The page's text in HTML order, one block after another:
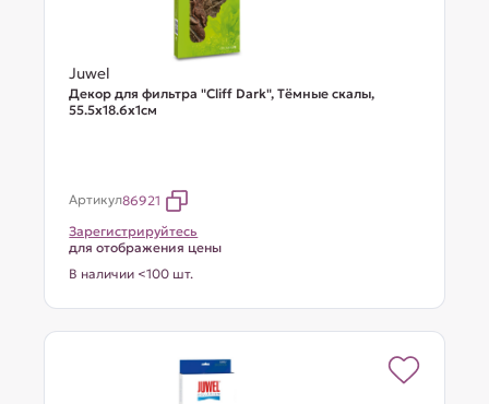
Juwel
Декор для фильтра "Cliff Dark", Тёмные скалы,
55.5х18.6х1см
Артикул86921
Зарегистрируйтесь
для отображения цены
В наличии <100 шт.